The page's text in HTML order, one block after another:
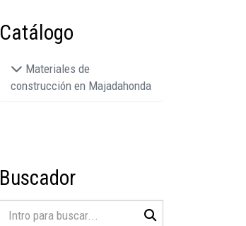
Catálogo
Materiales de
construcción en Majadahonda
Buscador